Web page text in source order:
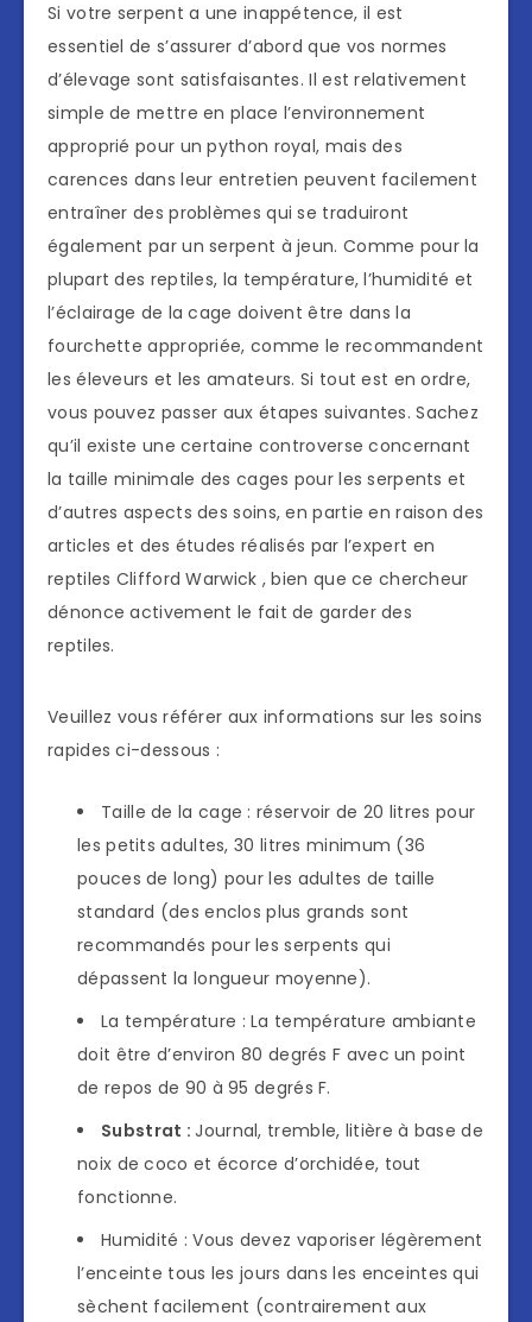
Si votre serpent a une inappétence, il est
essentiel de s’assurer d’abord que vos normes
d’élevage sont satisfaisantes. Il est relativement
simple de mettre en place l’environnement
approprié pour un python royal, mais des
carences dans leur entretien peuvent facilement
entraîner des problèmes qui se traduiront
également par un serpent à jeun. Comme pour la
plupart des reptiles, la température, l’humidité et
l’éclairage de la cage doivent être dans la
fourchette appropriée, comme le recommandent
les éleveurs et les amateurs. Si tout est en ordre,
vous pouvez passer aux étapes suivantes. Sachez
qu’il existe une certaine controverse concernant
la taille minimale des cages pour les serpents et
d’autres aspects des soins, en partie en raison des
articles et des études réalisés par l’expert en
reptiles Clifford Warwick , bien que ce chercheur
dénonce activement le fait de garder des
reptiles.
Veuillez vous référer aux informations sur les soins
rapides ci-dessous :
Taille de la cage : réservoir de 20 litres pour
les petits adultes, 30 litres minimum (36
pouces de long) pour les adultes de taille
standard (des enclos plus grands sont
recommandés pour les serpents qui
dépassent la longueur moyenne).
La température : La température ambiante
doit être d’environ 80 degrés F avec un point
de repos de 90 à 95 degrés F.
Substrat :Journal, tremble, litière à base de
noix de coco et écorce d’orchidée, tout
fonctionne.
Humidité : Vous devez vaporiser légèrement
l’enceinte tous les jours dans les enceintes qui
sèchent facilement (contrairement aux